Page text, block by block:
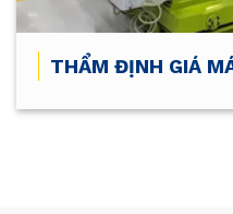
THẨM ĐỊNH GIÁ